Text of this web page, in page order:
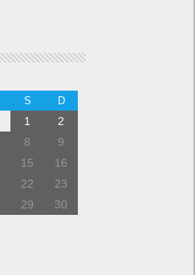
S D
1
2
8
9
15
16
22
23
29
30